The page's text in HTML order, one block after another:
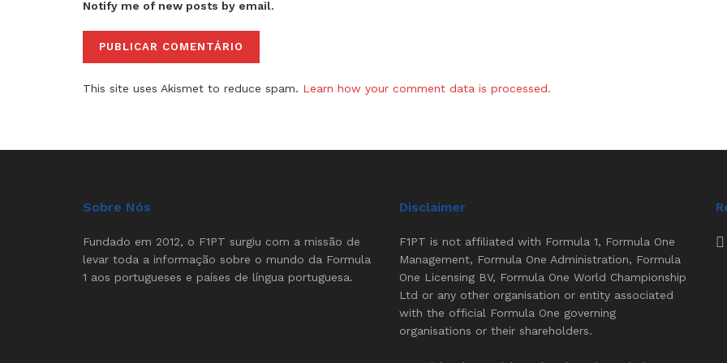
Notify me of new posts by email.
This site uses Akismet to reduce spam. Learn how your comment data is processed.
Sobre Nós
Fundado em 2012, o F1PT surgiu com a missão de
levar toda a informação sobre o mundo da Formula
1 aos portugueses e países de língua portuguesa.
Disclaimer
F1PT is not affiliated with Formula 1, Formula One
Management, Formula One Administration, Formula
One Licensing BV, Formula One World Championship
Ltd or any other organisation or entity associated
with the official Formula One governing
organisations or their shareholders.